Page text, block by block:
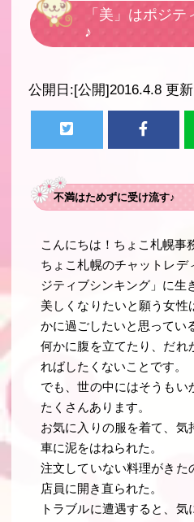
「美」はポジ
♪
公開日:[公開]2016.4.8 更
不満はためずに受け流す♪
こんにちは！ちょこ札幌事
ちょこ札幌のチャットレデ
ジティブシンキング」に生
美しくなりたいと願う女性
かに過ごしたいと思ってい
何かに腹を立てたり、だれ
ればしたくないことです。
でも、世の中にはそうもい
たくさんあります。
お気に入りの服を着て、気
車に泥をはねられた。
注文していない料理がきた
店員に開き直られた。
トラブルに遭遇すると、